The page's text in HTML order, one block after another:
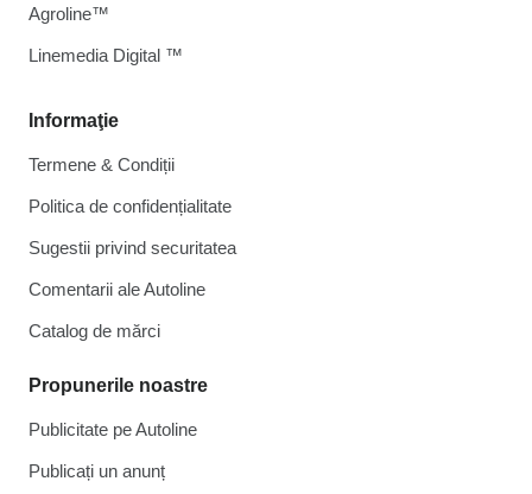
Informaţie
Termene & Condiții
Politica de confidențialitate
Sugestii privind securitatea
Comentarii ale Autoline
Catalog de mărcі
Propunerile noastre
Publicitate pe Autoline
Publicați un anunț
Agroline™
Linemedia Digital ™